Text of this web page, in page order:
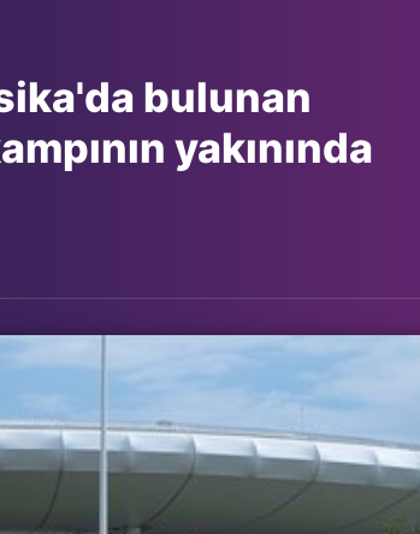
bulunan
yakınında